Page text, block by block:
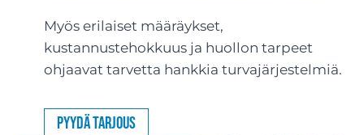
Myös erilaiset määräykset,
kustannustehokkuus ja huollon tarpeet
ohjaavat tarvetta hankkia turvajärjestelmiä.
Pyydä tarjous